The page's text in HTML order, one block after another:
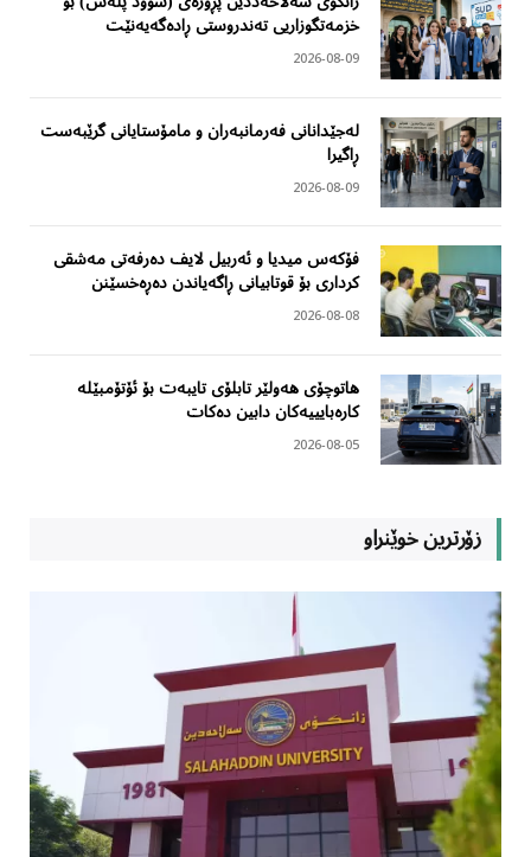
خزمەتگوزاریی تەندروستی ڕادەگەیەنێت
2026-08-09
لەجێدانانی فەرمانبەران و مامۆستایانی گرێبەست
ڕاگیرا
2026-08-09
فۆکەس میدیا و ئەربیل لایف دەرفەتی مەشقی
کرداری بۆ قوتابیانی ڕاگەیاندن دەڕەخسێنن
2026-08-08
هاتوچۆی هەولێر تابلۆی تایبەت بۆ ئۆتۆمبێلە
کارەبایییەکان دابین دەکات
2026-08-05
زۆرترین خوێنراو